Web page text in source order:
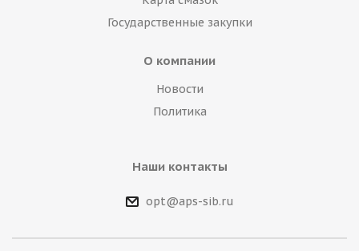
Государственные закупки
О компании
Новости
Политика
Наши контакты
opt@aps-sib.ru